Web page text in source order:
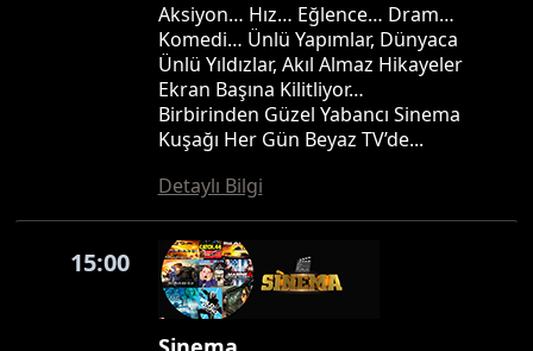
Aksiyon… Hız… Eğlence… Dram…
Komedi… Ünlü Yapımlar, Dünyaca
Ünlü Yıldızlar, Akıl Almaz Hikayeler
Ekran Başına Kilitliyor…
Birbirinden Güzel Yabancı Sinema
Kuşağı Her Gün Beyaz TV’de...
Detaylı Bilgi
15:00